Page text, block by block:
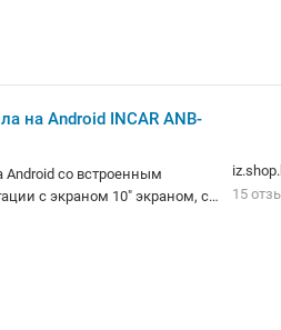
на Android INCAR ANB-
Android со встроенным
с экраном 10" экраном, с
15